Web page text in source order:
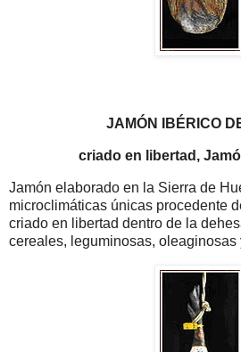
JAMÓN IBÉRICO
criado en libertad,
Jamón elaborado en la Sierra de
microclimáticas únicas procedente
criado en libertad dentro de la
cereales, leguminosas, oleaginosas